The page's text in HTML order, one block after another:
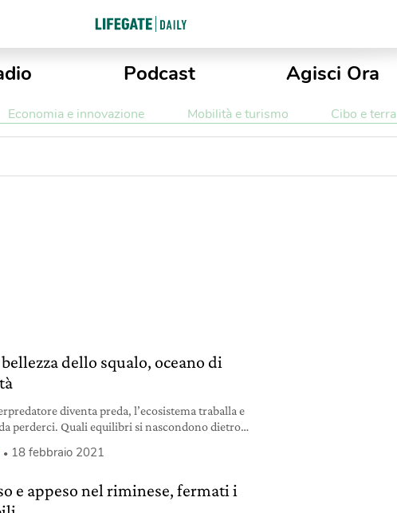
Podcast Agisci Ora
Economia e innovazione Mobilità e turismo Cibo e terra
dello squalo, oceano di
diventa preda, l’ecosistema traballa e
perderci. Quali equilibri si nascondono dietro
18 febbraio 2021
e appeso nel riminese, fermati i